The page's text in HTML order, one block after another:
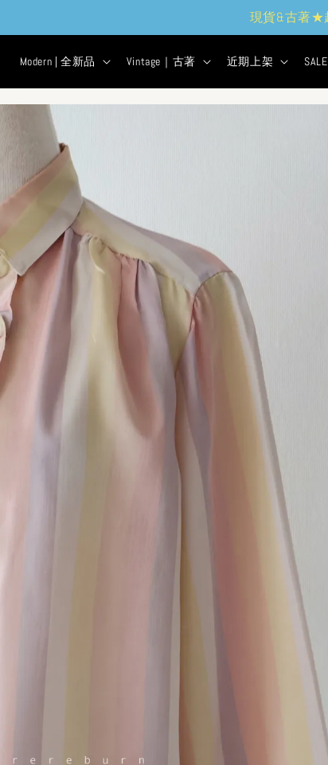
現貨&古著★超商取貨付款$399免運
Modern | 全新品 Vintage｜古著 近期上架 SALE